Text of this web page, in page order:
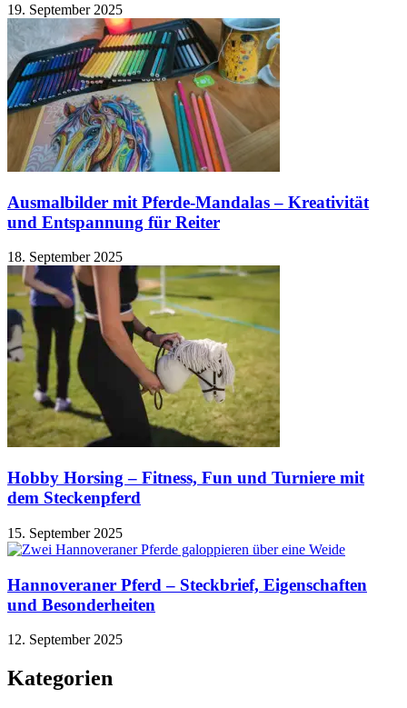
19. September 2025
Ausmalbilder mit Pferde-Mandalas – Kreativität
und Entspannung für Reiter
18. September 2025
Hobby Horsing – Fitness, Fun und Turniere mit
dem Steckenpferd
15. September 2025
Hannoveraner Pferd – Steckbrief, Eigenschaften
und Besonderheiten
12. September 2025
Kategorien